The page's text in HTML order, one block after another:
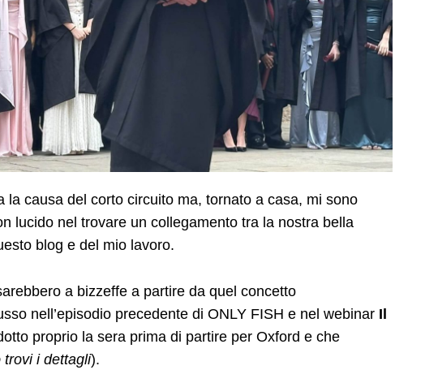
la causa del corto circuito ma, tornato a casa, mi sono
lucido nel trovare un collegamento tra la nostra bella
blog e del mio lavoro.
a bizzeffe a partire da quel concetto
nell’episodio precedente di ONLY FISH e nel webinar Il
proprio la sera prima di partire per Oxford e che
trovi i dettagli).